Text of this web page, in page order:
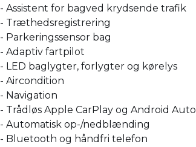
- Assistent for bagved krydsende trafik
- Træthedsregistrering
- Parkeringssensor bag
- Adaptiv fartpilot
- LED baglygter, forlygter og kørelys
- Aircondition
- Navigation
- Trådløs Apple CarPlay og Android Auto
- Automatisk op-/nedblænding
- Bluetooth og håndfri telefon